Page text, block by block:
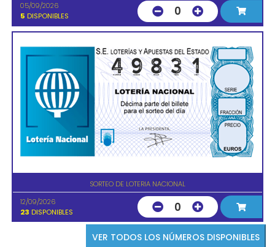
05/09/2026
5 DISPONIBLES 0
SORTEO DE LOTERIA NACIONAL
12/09/2026
23 DISPONIBLES 0
VER TODOS LOS NÚMEROS DISPONIBLES